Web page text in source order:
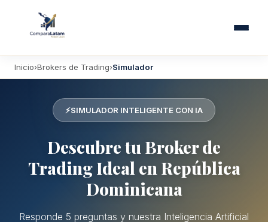
Inicio Brokers de Trading Simulador
⚡SIMULADOR INTELIGENTE CON IA
Descubre tu Broker de
Trading Ideal en República
Dominicana
Responde 5 preguntas y nuestra Inteligencia Artificial